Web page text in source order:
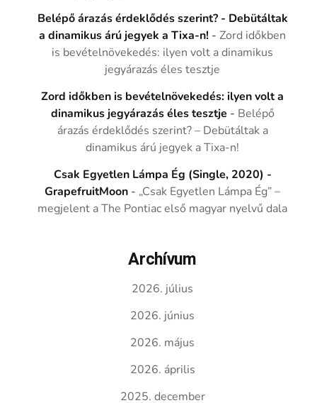
Belépő árazás érdeklődés szerint? - Debütáltak
a dinamikus árú jegyek a Tixa-n! -Zord időkben
is bevételnövekedés: ilyen volt a dinamikus
jegyárazás éles tesztje
Zord időkben is bevételnövekedés: ilyen volt a
dinamikus jegyárazás éles tesztje - Belépő
árazás érdeklődés szerint? – Debütáltak a
dinamikus árú jegyek a Tixa-n!
Csak Egyetlen Lámpa Ég (Single, 2020) -
GrapefruitMoon - „Csak Egyetlen Lámpa Ég” –
megjelent a The Pontiac első magyar nyelvű dala
Archívum
2026. július
2026. június
2026. május
2026. április
2025. december